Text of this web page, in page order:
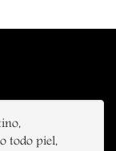
todo piel,